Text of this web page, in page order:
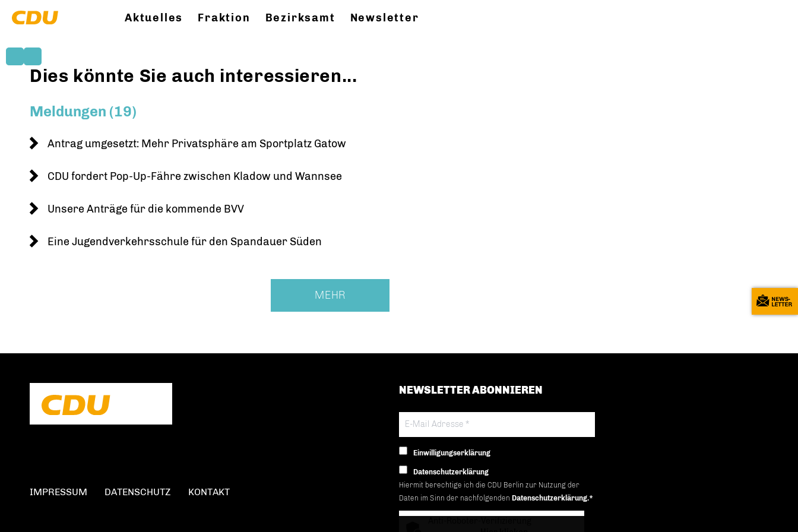
Aktuelles Fraktion Bezirksamt Newsletter
Dies könnte Sie auch interessieren...
Meldungen (19)
Antrag umgesetzt: Mehr Privatsphäre am Sportplatz Gatow
CDU fordert Pop-Up-Fähre zwischen Kladow und Wannsee
Unsere Anträge für die kommende BVV
Eine Jugendverkehrsschule für den Spandauer Süden
MEHR
IMPRESSUM DATENSCHUTZ KONTAKT
NEWSLETTER ABONNIEREN
Einwilligungserklärung
Datenschutzerklärung
Hiermit berechtige ich die CDU Berlin zur Nutzung der
Daten im Sinn der nachfolgenden Datenschutzerklärung.*